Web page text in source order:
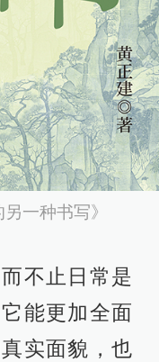
一种书写》
不止日常是
能更加全面
实面貌，也